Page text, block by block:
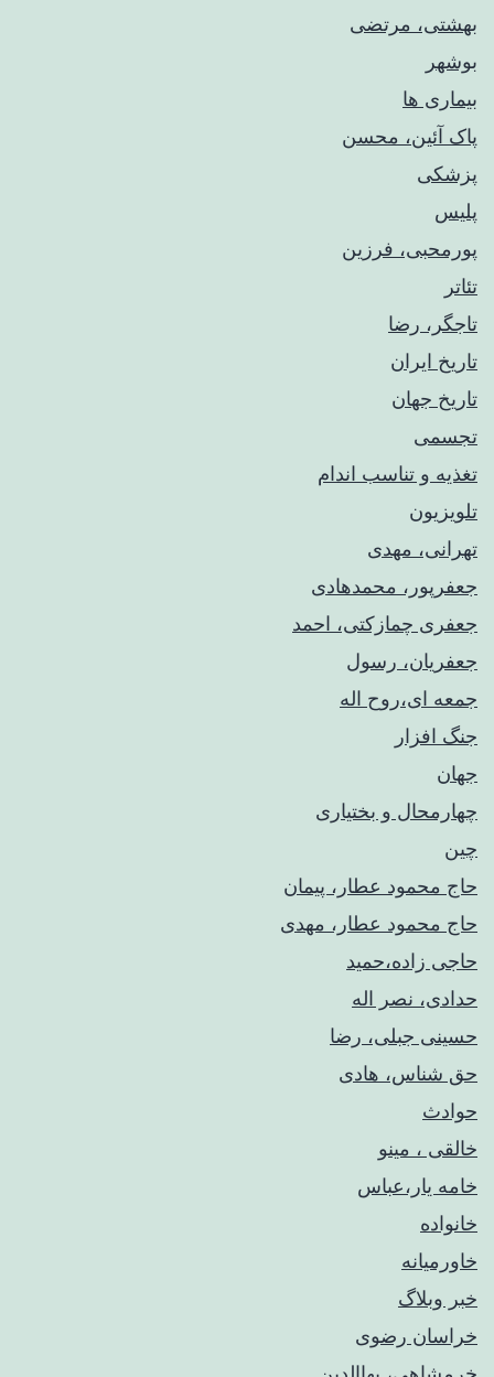
بهشتی، مرتضی
بوشهر
بیماری ها
پاک آئین، محسن
پزشکی
پلیس
پورمحبی، فرزین
تئاتر
تاجگر، رضا
تاریخ ایران
تاریخ جهان
تجسمی
تغذیه و تناسب اندام
تلویزیون
تهرانی، مهدی
جعفرپور، محمدهادی
جعفری چمازکتی، احمد
جعفریان، رسول
جمعه ای،روح اله
جنگ افزار
جهان
چهارمحال و بختیاری
چین
حاج محمود عطار، پیمان
حاج محمود عطار، مهدی
حاجی زاده،حمید
حدادی، نصر اله
حسینی جبلی، رضا
حق شناس، هادی
حوادث
خالقی ، مینو
خامه یار،عباس
خانواده
خاورمیانه
خبر وبلاگ
خراسان رضوی